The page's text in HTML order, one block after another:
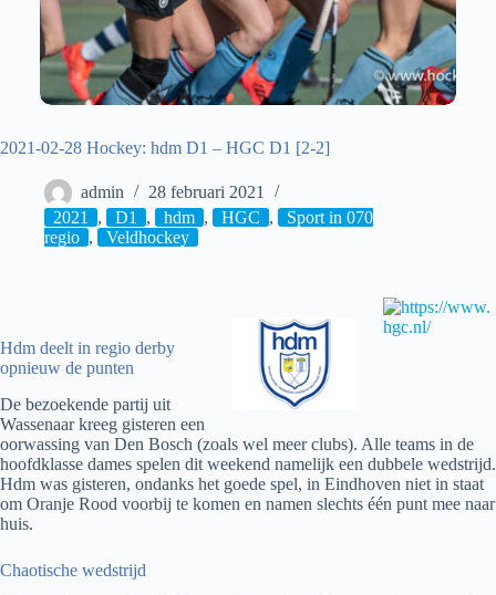
2021-02-28 Hockey: hdm D1 – HGC D1 [2-2]
admin
28 februari 2021
2021
, D1 , hdm , HGC ,
Sport in 070
regio , Veldhockey
Hdm deelt in regio derby
opnieuw de punten
De bezoekende partij uit
Wassenaar kreeg gisteren een
oorwassing van Den Bosch (zoals wel meer clubs). Alle teams in de
hoofdklasse dames spelen dit weekend namelijk een dubbele wedstrijd.
Hdm was gisteren, ondanks het goede spel, in Eindhoven niet in staat
om Oranje Rood voorbij te komen en namen slechts één punt mee naar
huis.
Chaotische wedstrijd